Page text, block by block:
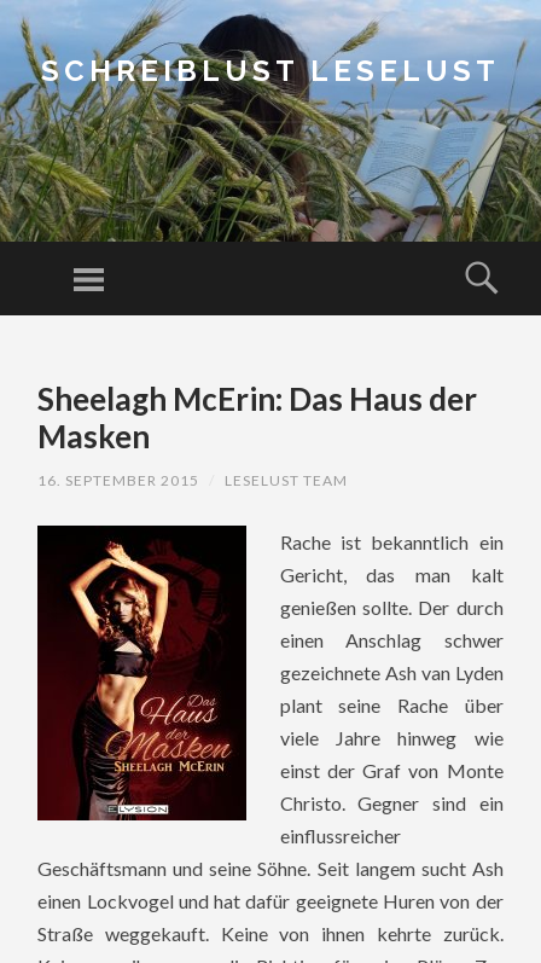
SCHREIBLUST LESELUST
Menu
CONTENT
Sheelagh McErin: Das Haus der
Masken
16. SEPTEMBER 2015 LESELUST TEAM
Rache ist bekanntlich ein
Gericht, das man kalt
genießen sollte. Der durch
einen Anschlag schwer
gezeichnete Ash van Lyden
plant seine Rache über
viele Jahre hinweg wie
einst der Graf von Monte
Christo. Gegner sind ein
einflussreicher
Geschäftsmann und seine Söhne. Seit langem sucht Ash
einen Lockvogel und hat dafür geeignete Huren von der
Straße weggekauft. Keine von ihnen kehrte zurück.